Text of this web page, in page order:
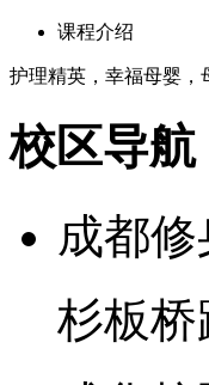
课程介绍
护理精英，幸福母婴，
校区导航
成都
杉板桥